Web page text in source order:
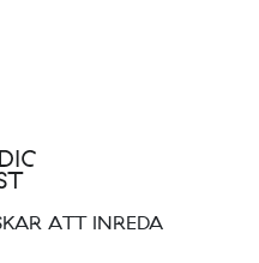
ATT INREDA